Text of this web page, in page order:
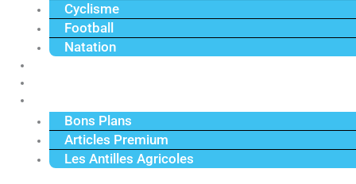
Cyclisme
Football
Natation
Bons Plans
Articles Premium
Les Antilles Agricoles